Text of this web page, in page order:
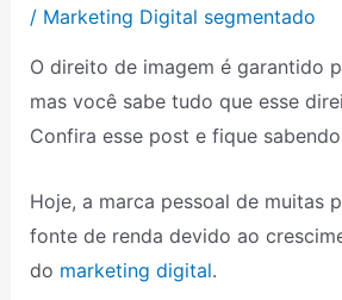
/ Marketing Digital segmentado
O direito de imagem é garantido
mas você sabe tudo que esse
Confira esse post e fique
Hoje, a marca pessoal de muitas
fonte de renda devido ao
do marketing digital.